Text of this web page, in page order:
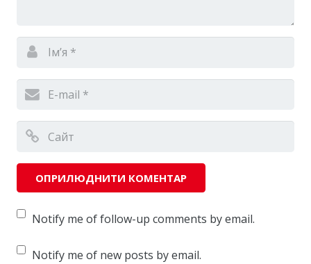
Notify me of follow-up comments by email.
Notify me of new posts by email.